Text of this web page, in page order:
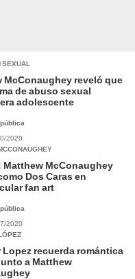
McConaughey reveló que
de abuso sexual
adolescente
2020
Matthew McConaughey
Dos Caras en
fan art
2020
recuerda romántica
a Matthew